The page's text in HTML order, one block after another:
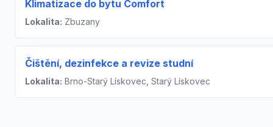
Klimatizace do bytu Comfort
Lokalita: Zbuzany
Čištění, dezinfekce a revize studní
Lokalita: Brno-Starý Lískovec, Starý Lískovec